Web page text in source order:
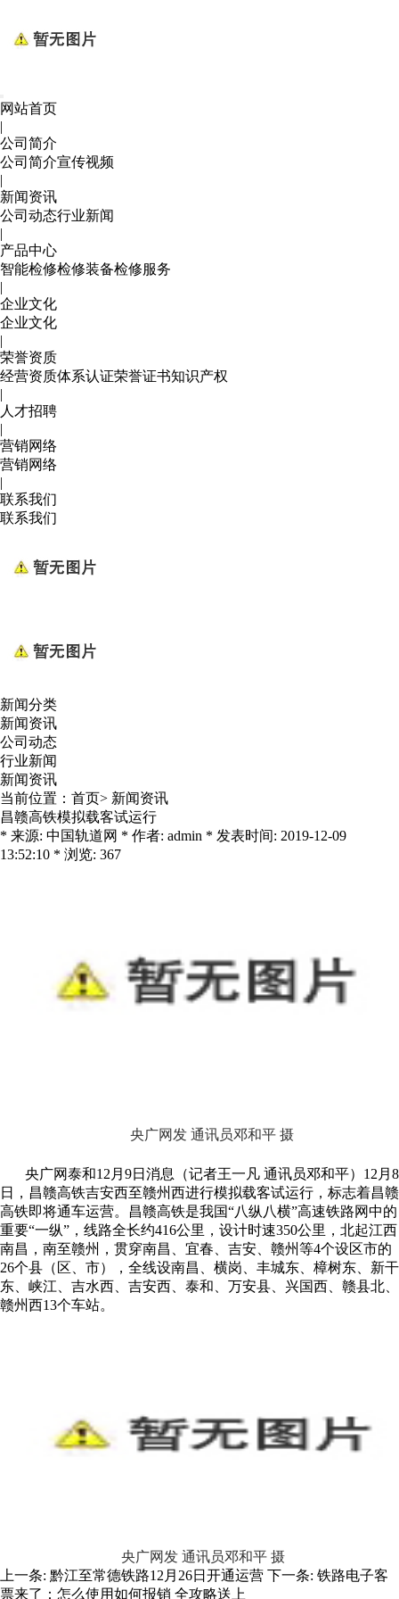
网站首页
|
公司简介
公司简介宣传视频
|
新闻资讯
公司动态行业新闻
|
产品中心
智能检修检修装备检修服务
|
企业文化
企业文化
|
荣誉资质
经营资质体系认证荣誉证书知识产权
|
人才招聘
|
营销网络
营销网络
|
联系我们
联系我们
新闻分类
新闻资讯
公司动态
行业新闻
新闻资讯
当前位置： 首页> 新闻资讯
昌赣高铁模拟载客试运行
* 来源: 中国轨道网 * 作者: admin * 发表时间: 2019-12-09
13:52:10 * 浏览: 367
央广网发 通讯员邓和平 摄
央广网泰和12月9日消息（记者王一凡 通讯员邓和平）12月8
日，昌赣高铁吉安西至赣州西进行模拟载客试运行，标志着昌赣
高铁即将通车运营。昌赣高铁是我国“八纵八横”高速铁路网中的
重要“一纵”，线路全长约416公里，设计时速350公里，北起江西
南昌，南至赣州，贯穿南昌、宜春、吉安、赣州等4个设区市的
26个县（区、市），全线设南昌、横岗、丰城东、樟树东、新干
东、峡江、吉水西、吉安西、泰和、万安县、兴国西、赣县北、
赣州西13个车站。
央广网发 通讯员邓和平 摄
上一条: 黔江至常德铁路12月26日开通运营 下一条: 铁路电子客
票来了：怎么使用如何报销 全攻略送上